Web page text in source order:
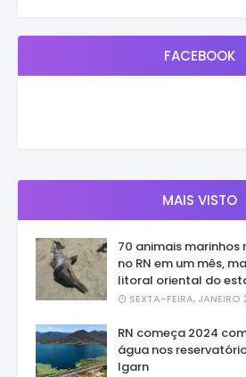
FACEBOOK
MAIS VISTO
70 animais
no RN em um mês,
litoral oriental do
SEXTA-FEIRA,
RN começa 2024
água nos
Igarn